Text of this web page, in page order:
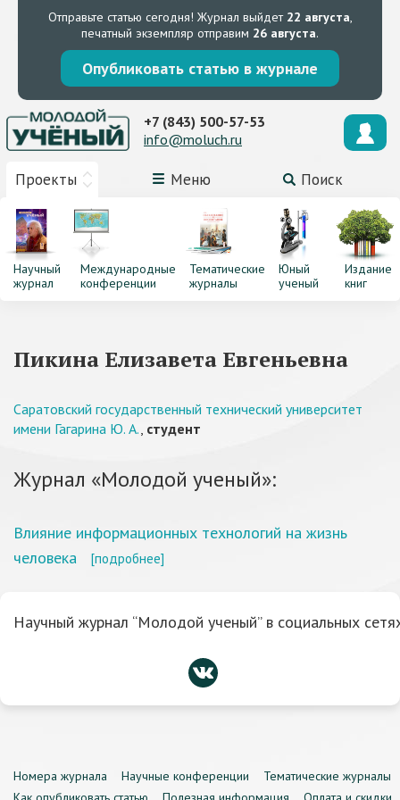
Отправьте статью сегодня! Журнал выйдет 22 августа,
печатный экземпляр отправим 26 августа.
Опубликовать статью в журнале
Проекты Меню Поиск
+7 (843) 500-57-53
info@moluch.ru
Научный
журнал
Международные
конференции
Тематические
журналы
Юный
ученый
Издание
книг
Пикина Елизавета Евгеньевна
Саратовский государственный технический университет
имени Гагарина Ю. А., студент
Журнал «Молодой ученый»:
Влияние информационных технологий на жизнь
человека
[подробнее]
Научный журнал “Молодой ученый” в социальных
Номера журнала Научные конференции
Тематические журналы